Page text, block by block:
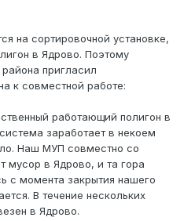
на сортировочной установке,
в Ядрово. Поэтому
пригласил
к совместной работе:
работающий полигон в
заработает в некоем
Наш МУП совместно со
мусор в Ядрово, и та гора
с момента закрытия нашего
В течение нескольких
в Ядрово.